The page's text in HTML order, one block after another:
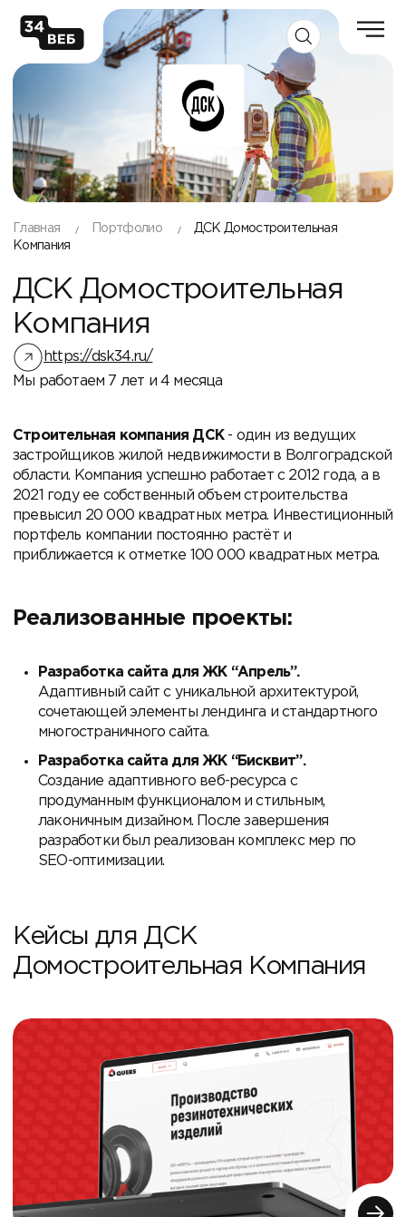
Главная Портфолио
ДСК Домостроительная
Компания
ДСК Домостроительная
Компания
https://dsk34.ru/
Мы работаем 7 лет и 4 месяца
Строительная компания ДСК- один из ведущих
застройщиков жилой недвижимости в Волгоградской
области. Компания успешно работает с 2012 года, а в
2021 году ее собственный объем строительства
превысил 20 000 квадратных метра. Инвестиционный
портфель компании постоянно растёт и
приближается к отметке 100 000 квадратных метра.
Реализованные проекты:
Разработка сайта для ЖК “Апрель”.
Адаптивный сайт с уникальной архитектурой,
сочетающей элементы лендинга и стандартного
многостраничного сайта.
Разработка сайта для ЖК “Бисквит”.
Создание адаптивного веб-ресурса с
продуманным функционалом и стильным,
лаконичным дизайном. После завершения
разработки был реализован комплекс мер по
SEO-оптимизации.
Кейсы для ДСК
Домостроительная Компания